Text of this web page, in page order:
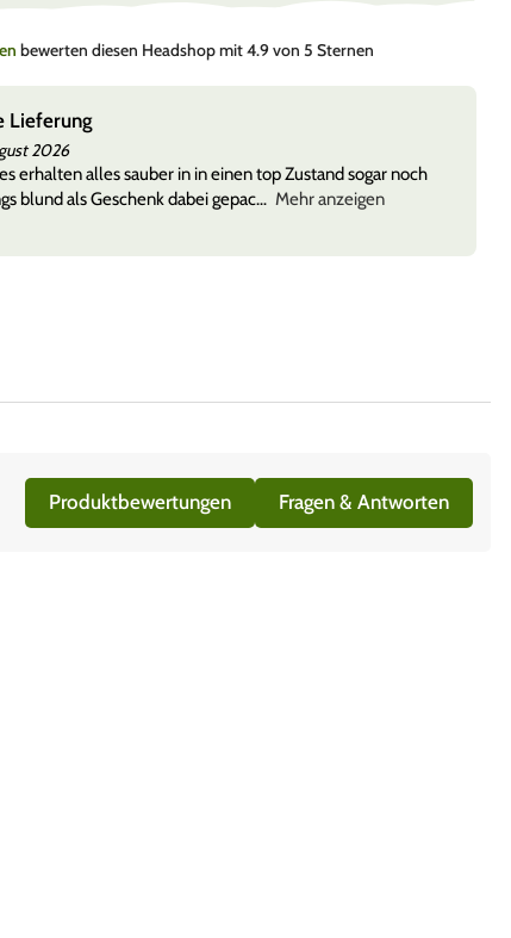
bewerten diesen Headshop mit 4.9 von 5 Sternen
Lieferung
2026
erhalten alles sauber in in einen top Zustand sogar noch
blund als Geschenk dabei gepac
Mehr anzeigen
Produktbewertungen Fragen & Antworten